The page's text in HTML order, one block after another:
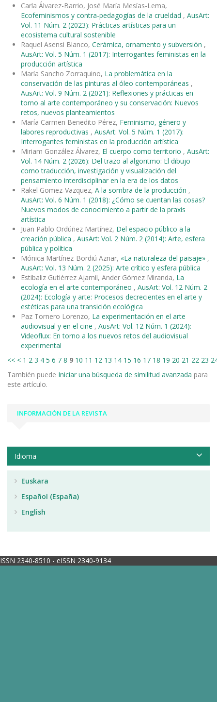
Carla Álvarez-Barrio, José María Mesías-Lema,
Ecofeminismos y contra-pedagogías de la crueldad , AusArt:
Vol. 11 Núm. 2 (2023): Prácticas artísticas para un
ecosistema cultural sostenible
Raquel Asensi Blanco, Cerámica, ornamento y subversión ,
AusArt: Vol. 5 Núm. 1 (2017): Interrogantes feministas en la
producción artística
María Sancho Zorraquino, La problemática en la
conservación de las pinturas al óleo contemporáneas ,
AusArt: Vol. 9 Núm. 2 (2021): Reflexiones y prácticas en
torno al arte contemporáneo y su conservación: Nuevos
retos, nuevos planteamientos
María Carmen Benedito Pérez, Feminismo, género y
labores reproductivas , AusArt: Vol. 5 Núm. 1 (2017):
Interrogantes feministas en la producción artística
Miriam González Álvarez, El cuerpo como territorio , AusArt:
Vol. 14 Núm. 2 (2026): Del trazo al algoritmo: El dibujo
como traducción, investigación y visualización del
pensamiento interdisciplinar en la era de los datos
Rakel Gomez-Vazquez, A la sombra de la producción ,
AusArt: Vol. 6 Núm. 1 (2018): ¿Cómo se cuentan las cosas?
Nuevos modos de conocimiento a partir de la praxis
artística
Juan Pablo Ordúñez Martínez, Del espacio público a la
creación pública , AusArt: Vol. 2 Núm. 2 (2014): Arte, esfera
pública y política
Mónica Martínez-Bordiú Aznar, «La naturaleza del paisaje» ,
AusArt: Vol. 13 Núm. 2 (2025): Arte crítico y esfera pública
Estibaliz Gutiérrez Ajamil, Ander Gómez Miranda, La
ecología en el arte contemporáneo , AusArt: Vol. 12 Núm. 2
(2024): Ecología y arte: Procesos decrecientes en el arte y
estéticas para una transición ecológica
Paz Tornero Lorenzo, La experimentación en el arte
audiovisual y en el cine , AusArt: Vol. 12 Núm. 1 (2024):
Videoflux: En torno a los nuevos retos del audiovisual
experimental
<< < 1 2 3 4 5 6 7 8 9 10 11 12 13 14 15 16 17 18 19 20 21 22 23
También puede Iniciar una búsqueda de similitud avanzada para
este artículo.
INFORMACIÓN DE LA REVISTA
Idioma
Euskara
Español (España)
English
ISSN 2340-8510 - eISSN 2340-9134